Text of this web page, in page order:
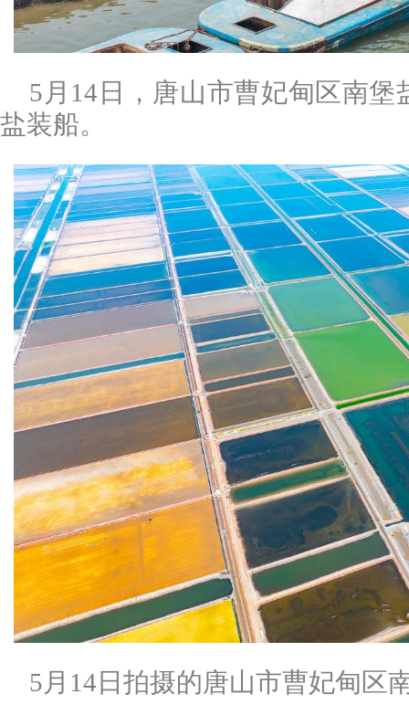
5月14日，唐山市曹妃甸区南
盐装船。
5月14日拍摄的唐山市曹妃甸区